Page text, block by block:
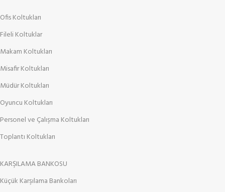
Ofis Koltukları
Fileli Koltuklar
Makam Koltukları
Misafir Koltukları
Müdür Koltukları
Oyuncu Koltukları
Personel ve Çalışma Koltukları
Toplantı Koltukları
KARŞILAMA BANKOSU
Küçük Karşılama Bankoları